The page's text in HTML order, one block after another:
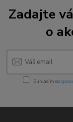
Zadajte
o
Súhlasím so